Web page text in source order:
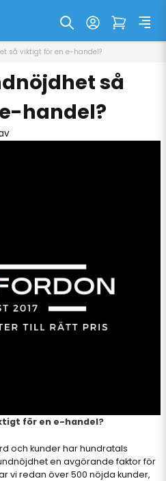
så viktigt för en e-handel?
så
handel?
för en e-handel?
och kunder har hundratals
en avgörande faktor för
vi redan över 500 nöjda kunder,